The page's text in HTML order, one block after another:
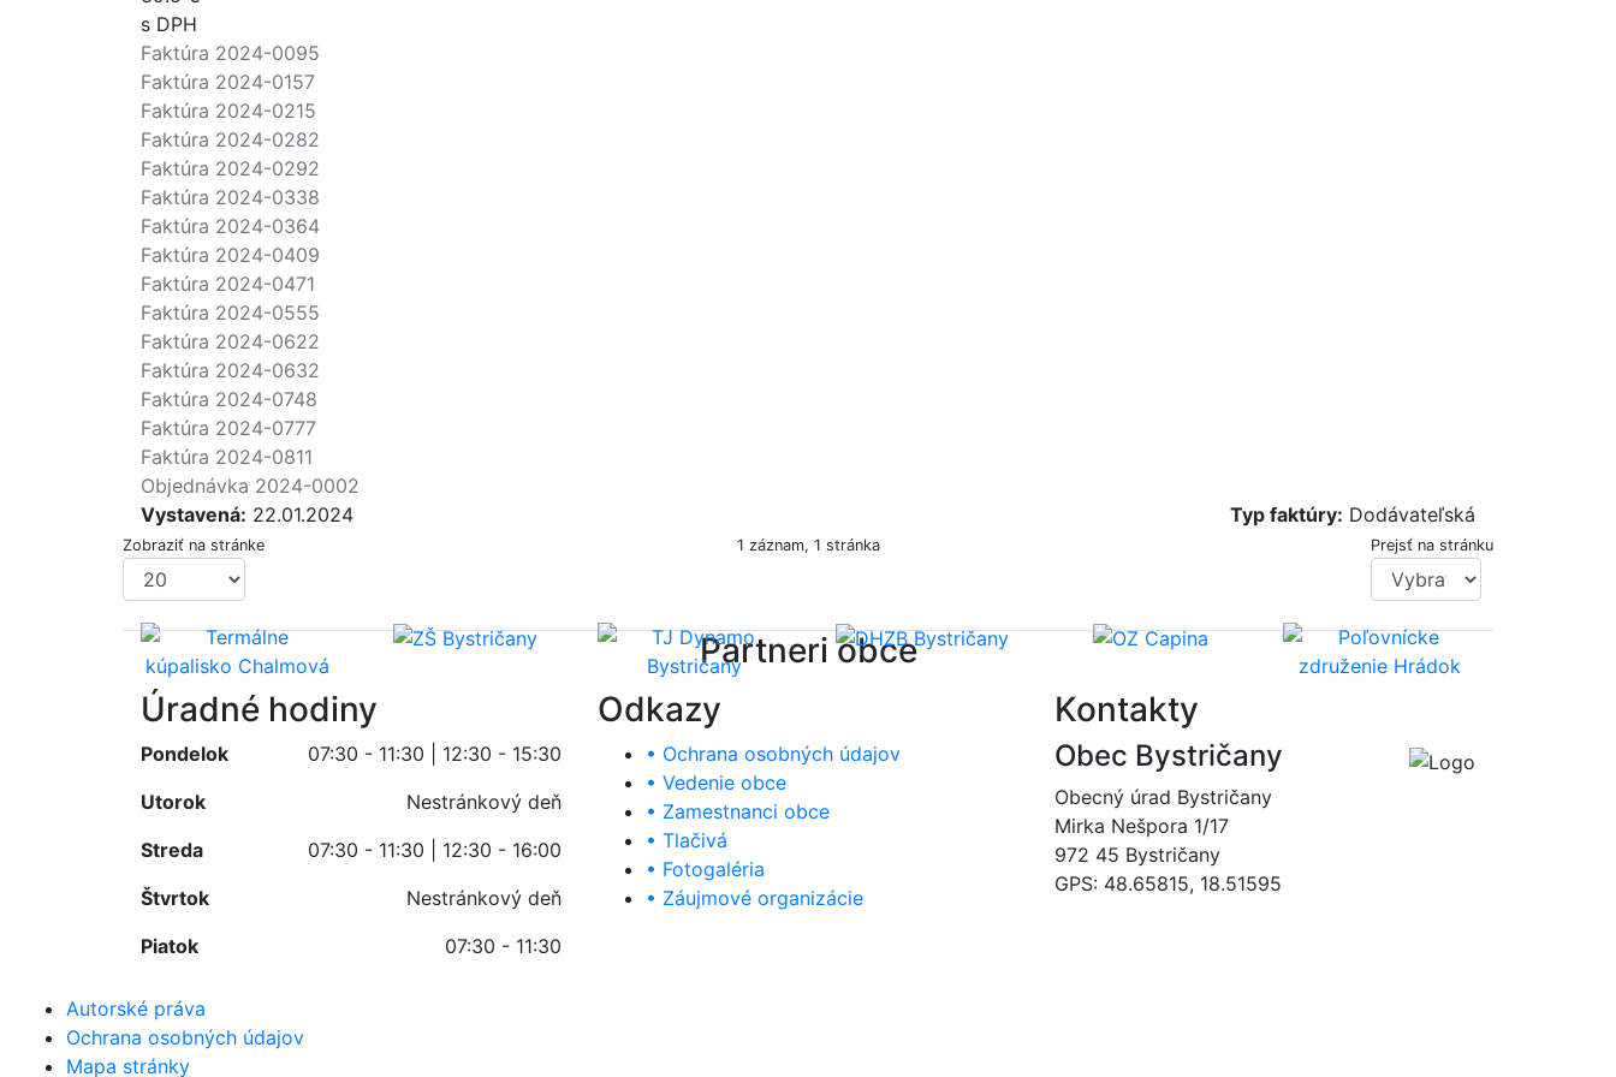
s DPH
Faktúra 2024-0095
Faktúra 2024-0157
Faktúra 2024-0215
Faktúra 2024-0282
Faktúra 2024-0292
Faktúra 2024-0338
Faktúra 2024-0364
Faktúra 2024-0409
Faktúra 2024-0471
Faktúra 2024-0555
Faktúra 2024-0622
Faktúra 2024-0632
Faktúra 2024-0748
Faktúra 2024-0777
Faktúra 2024-0811
Objednávka 2024-0002
Vystavená: 22.01.2024 Typ faktúry: Dodávateľská
1 záznam, 1 stránka
Zobraziť na stránke Prejsť na stránku
Partneri obce
Úradné hodiny
Pondelok
07:30 - 11:30 | 12:30 - 15:30
Utorok
Nestránkový deň
Streda
07:30 - 11:30 | 12:30 - 16:00
Štvrtok
Nestránkový deň
Piatok
07:30 - 11:30
Odkazy
• Ochrana osobných údajov
• Vedenie obce
• Zamestnanci obce
• Tlačivá
• Fotogaléria
• Záujmové organizácie
Kontakty
Obec Bystričany
Obecný úrad Bystričany
Mirka Nešpora 1/17
972 45 Bystričany
GPS: 48.65815, 18.51595
Autorské práva
Ochrana osobných údajov
Mapa stránky